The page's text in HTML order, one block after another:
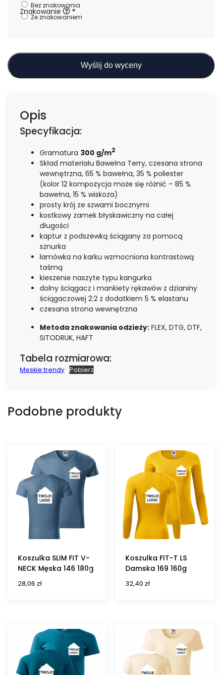
Znakowanie *
Bez znakowania
Ze znakowaniem
Wyślij do wyceny
Opis
Specyfikacja:
Gramatura 300 g/m2
Skład materiału Bawełna Terry, czesana strona
wewnętrzna, 65 % bawełna, 35 % poliester
(kolor 12 kompozycja może się różnić – 85 %
bawełna, 15 % wiskoza)
prosty krój ze szwami bocznymi
kostkowy zamek błyskawiczny na całej
długości
kaptur z podszewką ściągany za pomocą
sznurka
lamówka na karku wzmocniona kontrastową
taśmą
kieszenie naszyte typu kangurka
dolny ściągacz i mankiety rękawów z dzianiny
ściągaczowej 2:2 z dodatkiem 5 % elastanu
czesana strona wewnętrzna
Metoda znakowania odzieży: FLEX, DTG, DTF,
SITODRUK, HAFT
Tabela rozmiarowa:
Meskie trendy Pobierz
Podobne produkty
Koszulka SLIM FIT V-
NECK Męska 146 180g
28,06 zł
Koszulka FIT-T LS
Damska 169 160g
32,40 zł